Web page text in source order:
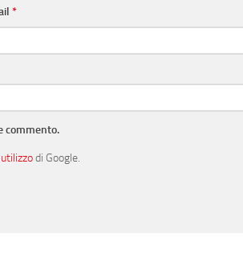
*
commento.
di Google.